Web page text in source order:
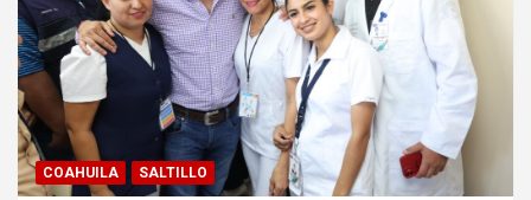
COAHUILA SALTILLO